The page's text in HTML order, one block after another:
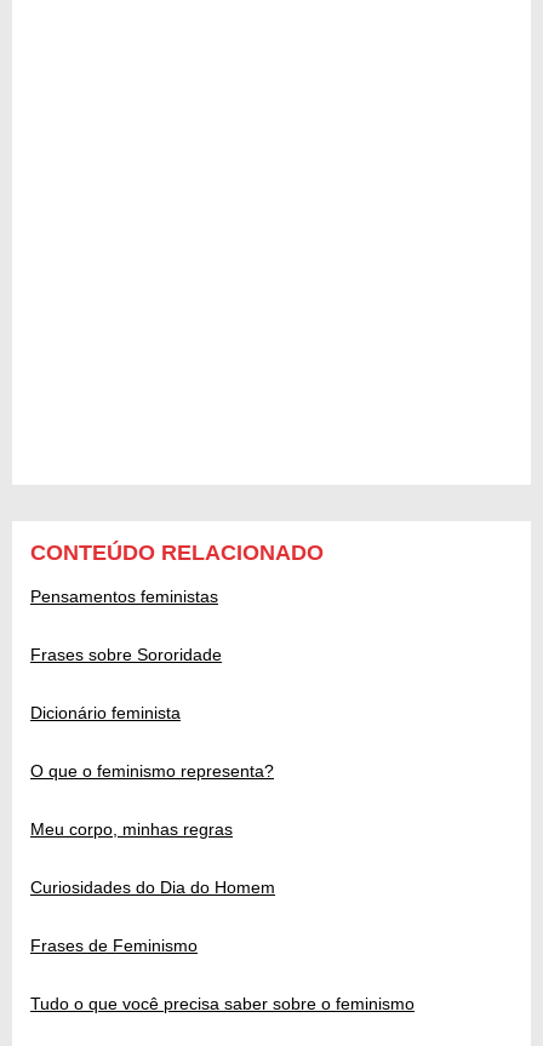
CONTEÚDO RELACIONADO
Pensamentos feministas
Frases sobre Sororidade
Dicionário feminista
O que o feminismo representa?
Meu corpo, minhas regras
Curiosidades do Dia do Homem
Frases de Feminismo
Tudo o que você precisa saber sobre o feminismo